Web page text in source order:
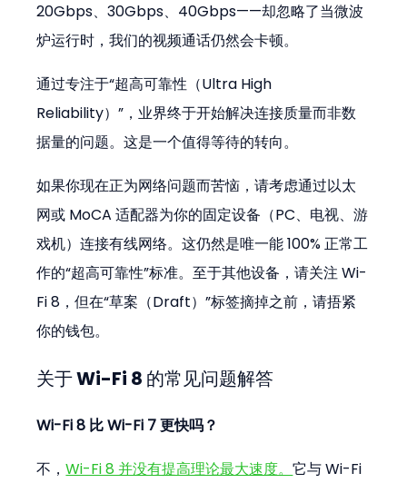
20Gbps、30Gbps、40Gbps——却忽略了当微波
炉运行时，我们的视频通话仍然会卡顿。
通过专注于“超高可靠性（Ultra High
Reliability）”，业界终于开始解决连接质量而非数
据量的问题。这是一个值得等待的转向。
如果你现在正为网络问题而苦恼，请考虑通过以太
网或 MoCA 适配器为你的固定设备（PC、电视、游
戏机）连接有线网络。这仍然是唯一能 100% 正常工
作的“超高可靠性”标准。至于其他设备，请关注 Wi-
Fi 8，但在“草案（Draft）”标签摘掉之前，请捂紧
你的钱包。
关于 Wi-Fi 8 的常见问题解答
Wi-Fi 8 比 Wi-Fi 7 更快吗？
不，Wi-Fi 8 并没有提高理论最大速度。它与 Wi-Fi